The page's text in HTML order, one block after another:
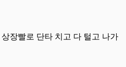
장빨로 단타 치고 다 털고 나가